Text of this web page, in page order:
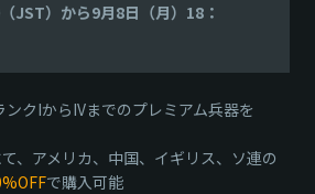
JST）から9月8日（月）18：
クIからIVまでのプレミアム兵器を
、アメリカ、中国、イギリス、ソ連の
で購入可能